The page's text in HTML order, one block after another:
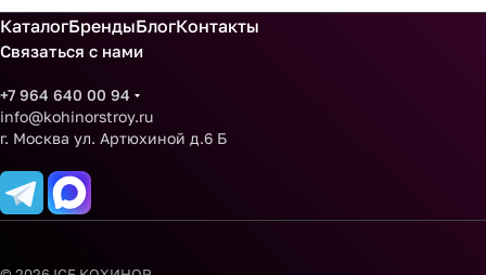
КаталогБрендыБлогКонтакты
Связаться с нами
+7 964 640 00 94
info@kohinorstroy.ru
г. Москва ул. Артюхиной д.6 Б